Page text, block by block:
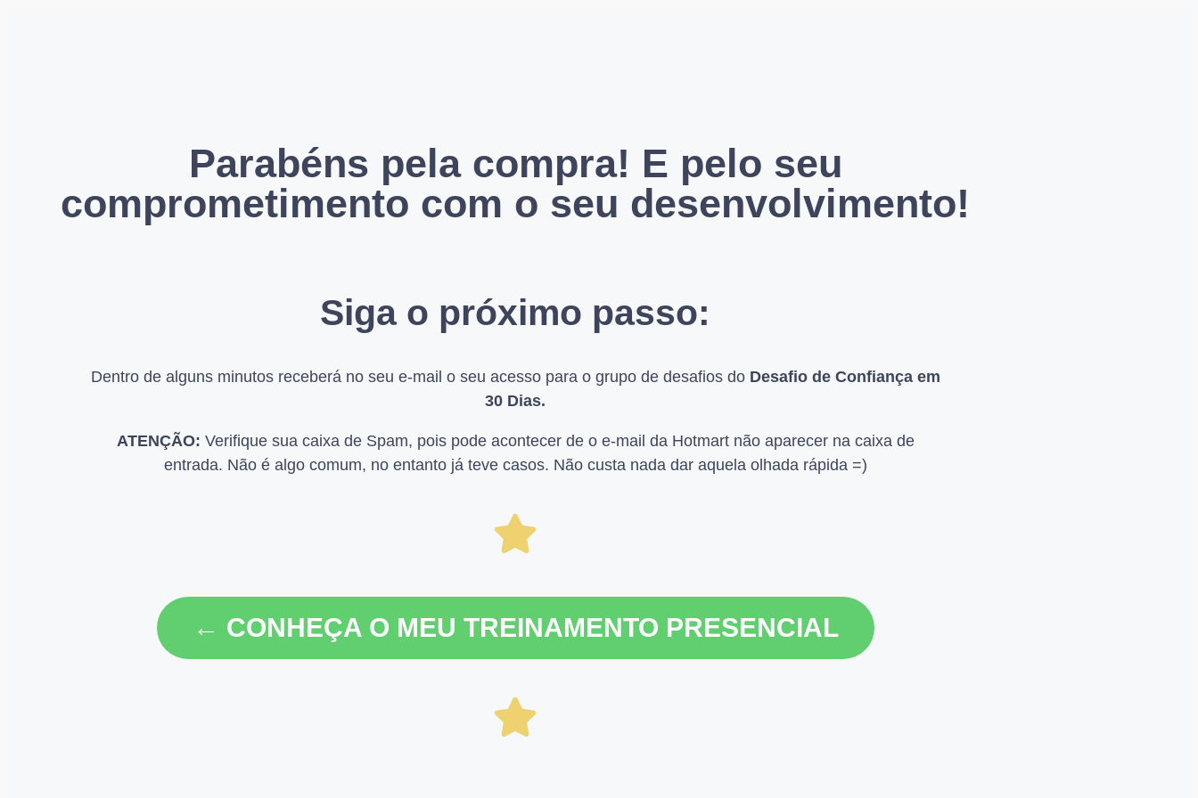
Parabéns pela compra! E pelo seu
comprometimento com o seu desenvolvimento!
Siga o próximo passo:
Dentro de alguns minutos receberá no seu e-mail o seu acesso para o grupo de desafios do Desafio de Confiança em
30 Dias.
ATENÇÃO: Verifique sua caixa de Spam, pois pode acontecer de o e-mail da Hotmart não aparecer na caixa de
entrada. Não é algo comum, no entanto já teve casos. Não custa nada dar aquela olhada rápida =)
← CONHEÇA O MEU TREINAMENTO PRESENCIAL